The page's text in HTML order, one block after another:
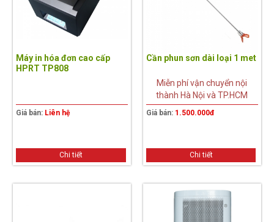
Máy in hóa đơn cao cấp
HPRT TP808
Giá bán: Liên hệ
Chi tiết
Cần phun sơn dài loại 1 met
Miễn phí vận chuyển nội
thành Hà Nội và TP.HCM
Giá bán: 1.500.000đ
Chi tiết